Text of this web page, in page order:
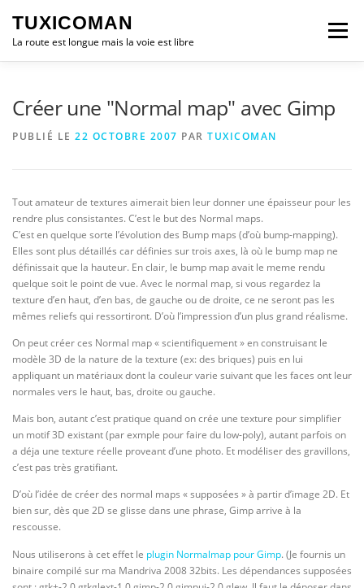
contenu
TUXICOMAN
La route est longue mais la voie est libre
Menu
Créer une "Normal map" avec Gimp
PUBLIÉ LE 22 OCTOBRE 2007 PAR TUXICOMAN
Tout amateur de textures aimerait bien leur donner une épaisseur pour les
rendre plus consistantes. C’est le but des Normal maps.
C’est en quelque sorte l’évolution des Bump maps (d’où bump-mapping).
Elles sont plus détaillés car définies sur trois axes, là où le bump map ne
définissait que la hauteur. En clair, le bump map avait le meme rendu
quelque soit le point de vue. Avec le normal map, si vous regardez la
texture d’en haut, d’en bas, de gauche ou de droite, ce ne seront pas les
mêmes reliefs qui ressortiront. D’où l’impression d’un plus grand réalisme.
On peut créer ces Normal map « scientifiquement » en construisant le
modèle 3D de la nature de la texture (ex: des briques) puis en lui
appliquant un matériaux dont la couleur varie suivant que les faces ont leur
normales vers le haut, bas, droite ou gauche.
Mais bon, autant c’est pratique quand on crée une texture pour simplifier
un motif 3D existant (par exmple pour faire du low-poly), autant parfois on
a déja une texture réelle proveant d’une photo. Et modéliser des gravillons,
c’est pas très gratifiant.
D’où l’idée de créer des normal maps « supposées » à partir d’image 2D. Et
bien sur, dès que 2D se glisse dans une phrase, Gimp arrive à la
rescousse.
Nous utiliserons à cet effet le plugin Normalmap pour Gimp. (Je fournis un
binaire compilé sur ma Mandriva 2008 32bits. Les dépendances supposées